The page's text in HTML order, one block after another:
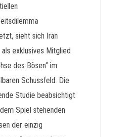
sieht sich Iran
exklusives Mitglied
des Bösen“ im
Schussfeld. Die
Studie beabsichtigt
Spiel stehenden
der einzig